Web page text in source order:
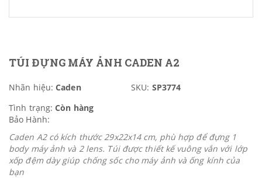
TÚI ĐỰNG MÁY ẢNH CADEN A2
Nhãn hiệu: Caden SKU: SP3774
Tình trạng: Còn hàng
Bảo Hành:
Caden A2 có kích thước 29x22x14 cm, phù hợp để đựng 1
body máy ảnh và 2 lens. Túi được thiết kế vuông vắn với lớp
xốp đệm dày giúp chống sốc cho máy ảnh và ống kính của
bạn